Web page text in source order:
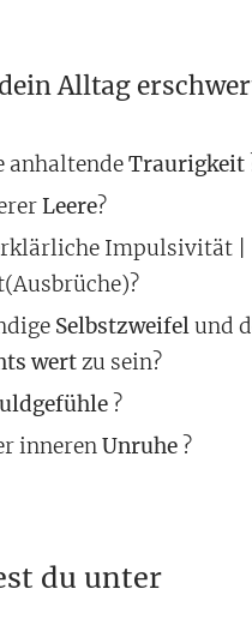
Alltag
anhaltendeTraurigkeit
Leere?
Impulsivität |
(Ausbrüche)?
Selbstzweifelund
wertzu sein?
?
innerenUnruhe ?
du unter